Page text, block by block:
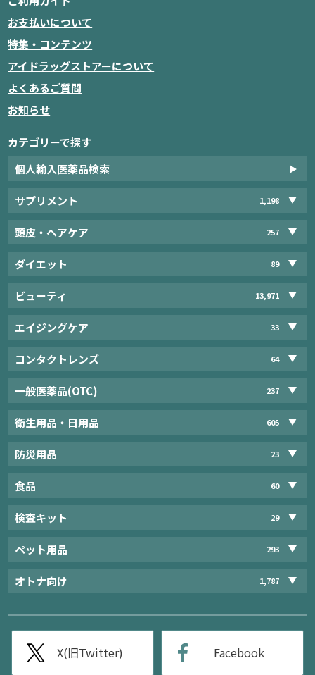
お支払いについて
特集・コンテンツ
アイドラッグストアーについて
よくあるご質問
お知らせ
カテゴリーで探す
個人輸入医薬品検索
サプリメント 1,198
頭皮・ヘアケア 257
ダイエット 89
ビューティ 13,971
エイジングケア 33
コンタクトレンズ 64
一般医薬品(OTC) 237
衛生用品・日用品 605
防災用品 23
食品 60
検査キット 29
ペット用品 293
オトナ向け 1,787
X(旧Twitter) Facebook